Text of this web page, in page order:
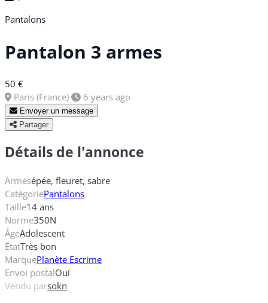
Pantalons
Pantalon 3 armes
50 €
Paris (France)
6 years ago
Envoyer un message
Partager
Détails de l'annonce
Armesépée, fleuret, sabre
CatégoriePantalons
Taille14 ans
Norme350N
ÂgeAdolescent
ÉtatTrès bon
MarquePlanète Escrime
Envoi postalOui
Vendu parsokn